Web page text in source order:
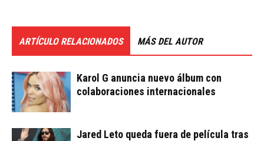
ARTÍCULO RELACIONADOS MÁS DEL AUTOR
Karol G anuncia nuevo álbum con
colaboraciones internacionales
Jared Leto queda fuera de película tras